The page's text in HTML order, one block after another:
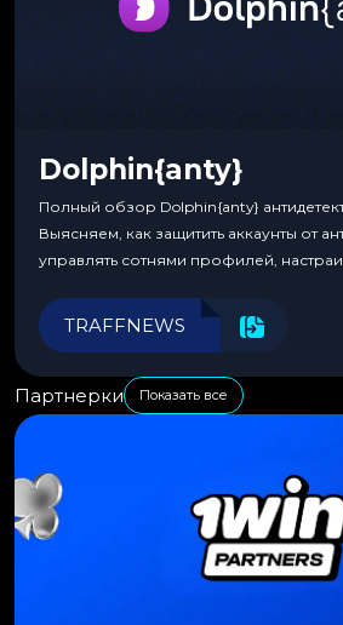
Dolphin{anty}
Полный обзор Dolphin{anty}
Выясняем, как защитить аккаунты от
управлять сотнями профилей,
эффективности.
TRAFFNEWS
Партнерки Показать все